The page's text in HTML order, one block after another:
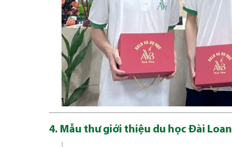
4. Mẫu thư giới thiệu du học Đài